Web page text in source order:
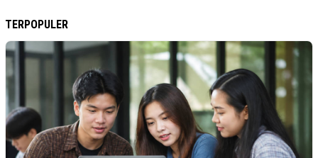
TERPOPULER